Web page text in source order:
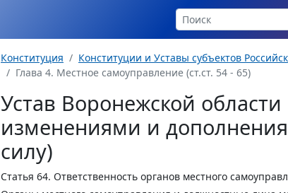
Конституция Конституции и Уставы субъектов
Глава 4. Местное самоуправление (ст.ст. 54 - 65)
Устав Воронежской
изменениями и
силу)
Статья 64. Ответственность органов местного